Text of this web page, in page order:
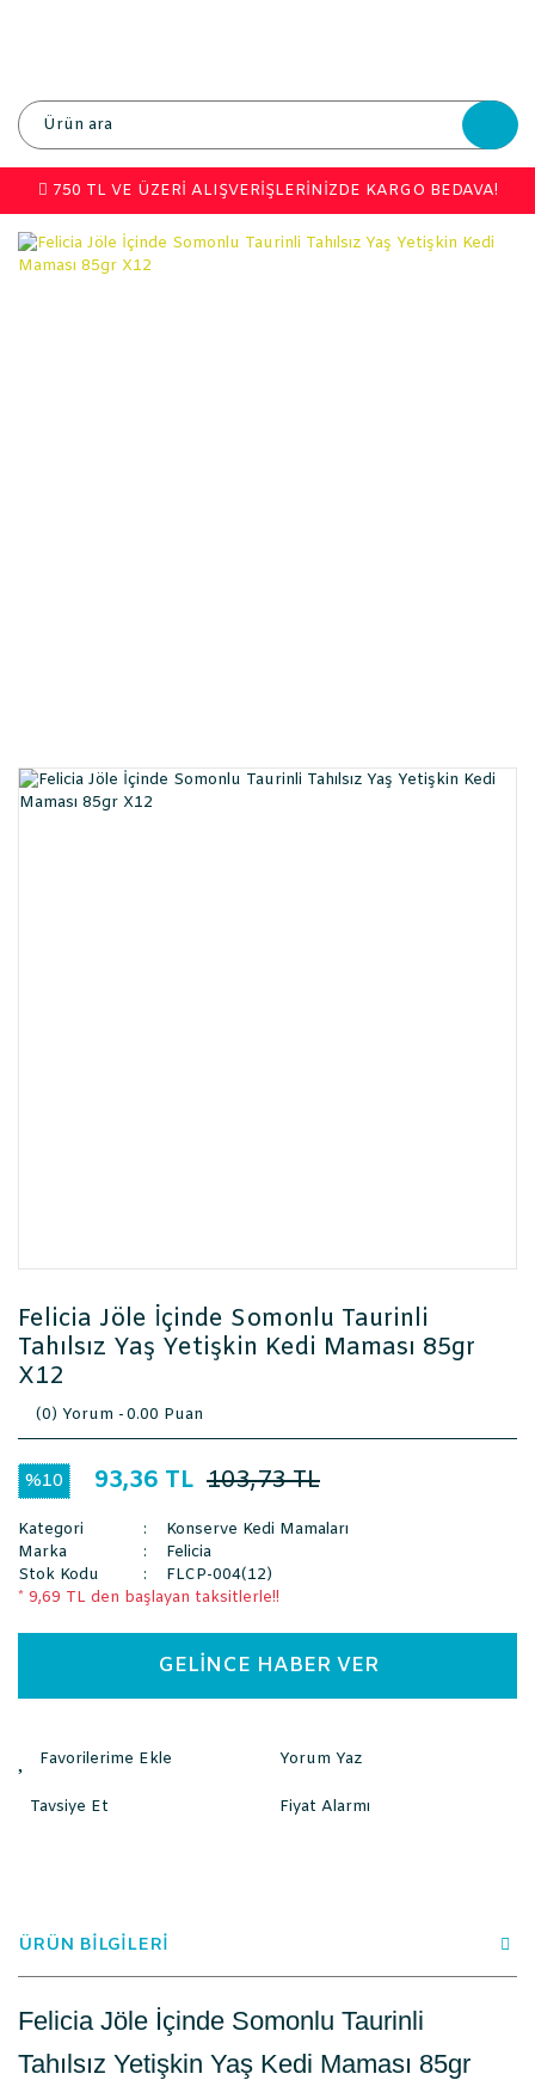
750 TL VE ÜZERİ ALIŞVERİŞLERİNİZDE KARGO BEDAVA!
Felicia Jöle İçinde Somonlu Taurinli
Tahılsız Yaş Yetişkin Kedi Maması 85gr
X12
(0) Yorum -0.00 Puan
%10 93,36 TL 103,73 TL
Kategori
Konserve Kedi Mamaları
Marka
Felicia
Stok Kodu
FLCP-004(12)
* 9,69 TL den başlayan taksitlerle!!
GELİNCE HABER VER
Yorum Yaz
Tavsiye Et Fiyat Alarmı
ÜRÜN BİLGİLERİ
Felicia Jöle İçinde Somonlu Taurinli
Tahılsız Yetişkin Yaş Kedi Maması 85gr